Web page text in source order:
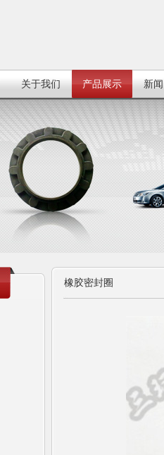
关于我们 产品展示 新
橡胶密封圈